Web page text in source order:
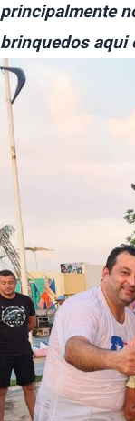
principalmente
brinquedos aqui